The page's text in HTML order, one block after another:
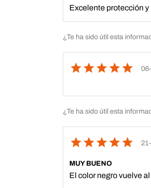
Excelente protección
¿Te ha sido útil esta
¿Te ha sido útil esta
MUY BUENO
El color negro vuelve